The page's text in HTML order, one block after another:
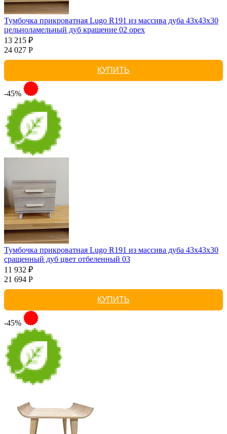
Тумбочка прикроватная Lugo R191 из массива дуба 43х43х30
цельноламельный дуб крашение 02 орех
13 215 ₽
24 027 Р
КУПИТЬ
-45%
Тумбочка прикроватная Lugo R191 из массива дуба 43х43х30
сращенный дуб цвет отбеленный 03
11 932 ₽
21 694 Р
КУПИТЬ
-45%